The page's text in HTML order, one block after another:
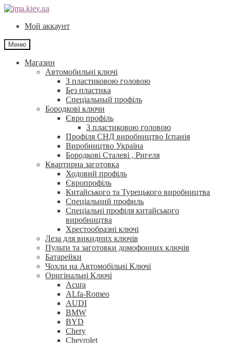
Перейти
навігації
Перейти
контентуМой аккаунт
Меню
Магазин
Автомобильні ключі
З пластиковою головою
Без пластика
Спеціальный профіль
Бородкові ключи
Євро профіль
З пластиковою головою
Профіля СНД виробництво Іспанія
Виробництво Україна
Бородкові Сталеві , Ригеля
Квартирна заготовка
Ходовий профіль
Європрофіль
Китайського та Турецького виробництва
Спеціальний профиль
Спеціальні профіля китайського
виробництва
Хрестообразні ключі
Леза для викидних ключів
Пульти та заготовки домофонних ключів
Батарейки
Чохли на Автомобільні Ключі
Оригінальні Ключі
Acura
ALfa-Romeo
AUDI
BMW
BYD
Chery
Chevrolet